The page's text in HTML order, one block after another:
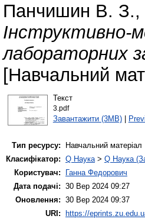
Панчишин В. З.,
Інструктивно-
лабораторних
[Навчальний
Текст
3.pdf
Завантажити (3MB)|
Тип ресурсу:
Навчальний матеріал
Класифікатор: Q Наука> Q Наука
Користувач:
Ганна Федорович
Дата подачі: 30 Вер 2024 09:27
Оновлення: 30 Вер 2024 09:37
URI:
https://